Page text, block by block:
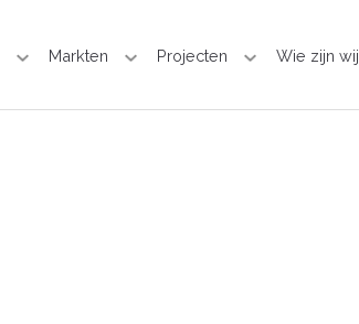
Markten Projecten Wie zijn wij